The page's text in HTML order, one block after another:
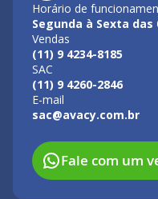
Horário de
Segunda à Sexta das
Vendas
(11) 9 4234-8185
SAC
(11) 9 4260-2846
E-mail
sac@avacy.com.br
Fale com um